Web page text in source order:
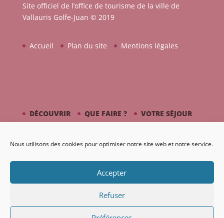
Nous utilisons des cookies pour optimiser notre site web et notre service.
Accepter
Refuser
Site officiel de l’office de tourisme de la ville de
Vallauris Golfe-Juan © 2019
Accueil Plan du site Mentions légales
DÉCOUVRIR QUE FAIRE ?
VOTRE SÉJOUR
AGENDA GALERIE